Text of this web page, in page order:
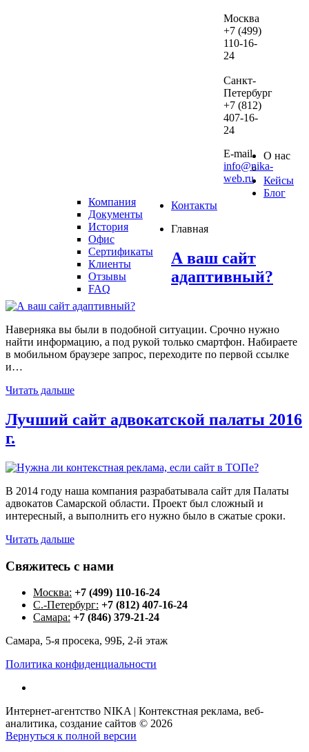
Москва
+7 (499)
110-16-
24
Санкт-
Петербург
+7 (812)
407-16-
24
E-mail
info@nika-
web.ru
О нас
Компания
Документы
История
Офис
Сертификаты
Клиенты
Отзывы
FAQ
Кейсы
Блог
Контакты
Главная
А ваш сайт
адаптивный?
Наверняка вы были в подобной ситуации. Срочно нужно
найти информацию, а под рукой только смартфон. Набираете
в мобильном браузере запрос, переходите по первой ссылке
и…
Читать дальше
Лучший сайт адвокатской палаты 2016
г.
В 2014 году наша компания разрабатывала сайт для Палаты
адвокатов Самарской области. Проект был сложный и
интересный, а выполнить его нужно было в сжатые сроки.
Читать дальше
Свяжитесь с нами
Москва: +7 (499) 110-16-24
С.-Петербург: +7 (812) 407-16-24
Самара: +7 (846) 379-21-24
Самара, 5-я просека, 99Б, 2-й этаж
Политика конфиденциальности
Интернет-агентство NIKA | Контекстная реклама, веб-
аналитика, создание сайтов © 2026
Вернуться к полной версии